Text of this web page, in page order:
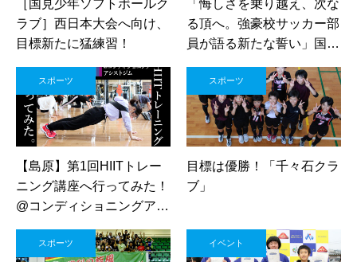
［国見少年ソフトボールク
ラブ］西日本大会へ向け、
目標新たに猛練習！
「悔しさを乗り越え、次な
る頂へ。強豪校サッカー部
員が語る新たな誓い」国見
スポーツ
【島原】第1回HIITトレー
ニング講座へ行ってみた！
@コンディショニングアシ
スポーツ
目標は優勝！「千々石クラ
ブ」
スポーツ イベント